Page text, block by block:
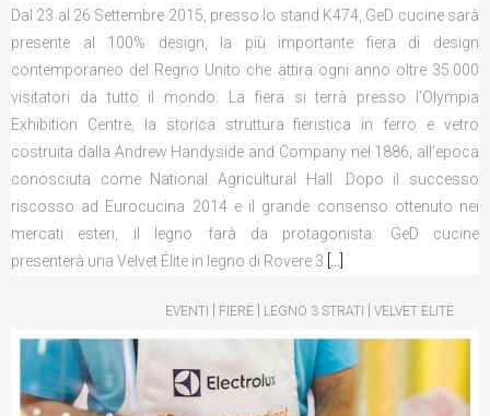
Dal 23 al 26 Settembre 2015, presso lo stand K474, GeD cucine sarà
presente al 100% design, la più importante fiera di design
contemporaneo del Regno Unito che attira ogni anno oltre 35.000
visitatori da tutto il mondo. La fiera si terrà presso l’Olympia
Exhibition Centre, la storica struttura fieristica in ferro e vetro
costruita dalla Andrew Handyside and Company nel 1886, all’epoca
conosciuta come National Agricultural Hall. Dopo il successo
riscosso ad Eurocucina 2014 e il grande consenso ottenuto nei
mercati esteri, il legno farà da protagonista: GeD cucine
presenterà una Velvet Élite in legno di Rovere 3
EVENTI | FIERE | LEGNO 3 STRATI | VELVET ELITE